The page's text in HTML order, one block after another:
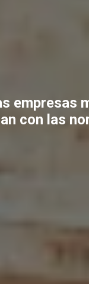
empresas
con las